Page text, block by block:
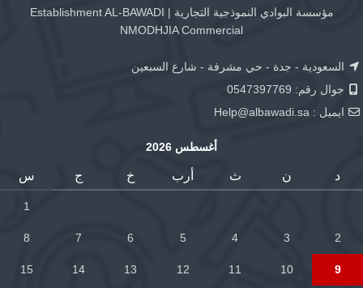
مؤسسة البوادي النموذجية التجارية | Establishment AL-BAWADI
NMODHJIA Commercial
السعودية - جدة - حي مشرفة - شارع السبعين
جوال رقم: 0547397769
ايميل : Help@albawadi.sa
أغسطس 2026
د ن ث أرب خ ج س
1
2
3
4
5
6
7
8
9
10
11
12
13
14
15